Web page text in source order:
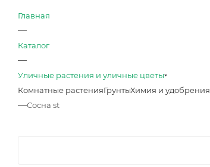
Главная
—
Каталог
—
Уличные растения и уличные цветы
Комнатные растенияГрунтыХимия и удобрения
—Сосна st